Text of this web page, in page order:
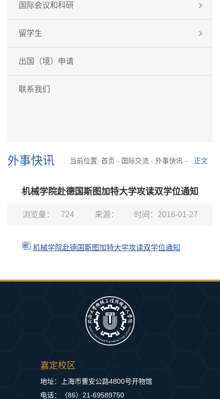
国际会议和科研
留学生
出国（境）申请
联系我们
外事快讯 当前位置: 首页 - 国际交流 - 外事快讯 - 正文
机械学院赴德国斯图加特大学攻读双学位通知
浏览量： 724 来源： 时间：2016-01-27
机械学院赴德国斯图加特大学攻读双学位通知
嘉定校区
地址：上海市曹安公路4800号开物馆
电话：（86）21-69589750